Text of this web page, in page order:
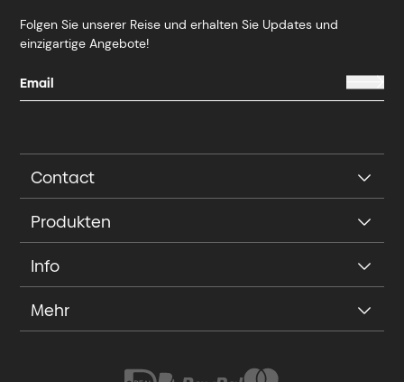
Folgen Sie unserer Reise und erhalten Sie Updates und
einzigartige Angebote!
Contact
Produkten
Info
Mehr